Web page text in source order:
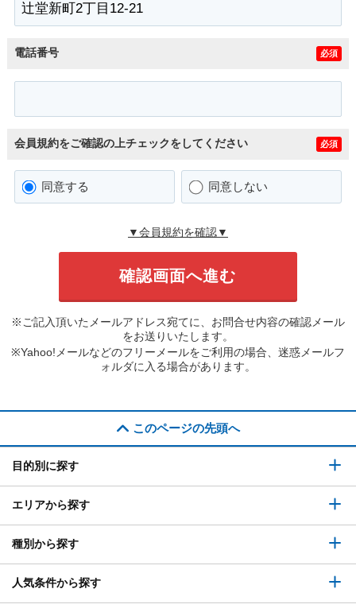
電話番号 必須
会員規約をご確認の上チェックをしてください 必須
同意する 同意しない
▼会員規約を確認▼
※ご記入頂いたメールアドレス宛てに、お問合せ内容の確認メール
をお送りいたします。
※Yahoo!メールなどのフリーメールをご利用の場合、迷惑メールフ
ォルダに入る場合があります。
このページの先頭へ
目的別に探す
エリアから探す
種別から探す
人気条件から探す